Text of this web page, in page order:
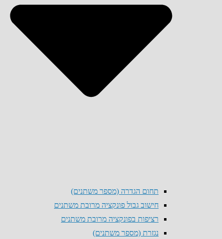
תחום הגדרה (מספר משתנים)
חישוב גבול פונקציה מרובת משתנים
רציפות בפונקציה מרובת משתנים
נגזרת (מספר משתנים)